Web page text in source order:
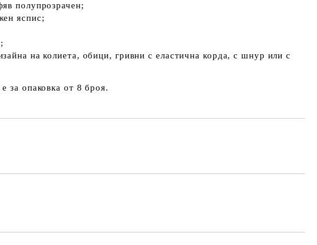
полупрозрачен;
яспис;
на колиета, обици, гривни с еластична корда, с шнур или с
за опаковка от 8 броя.